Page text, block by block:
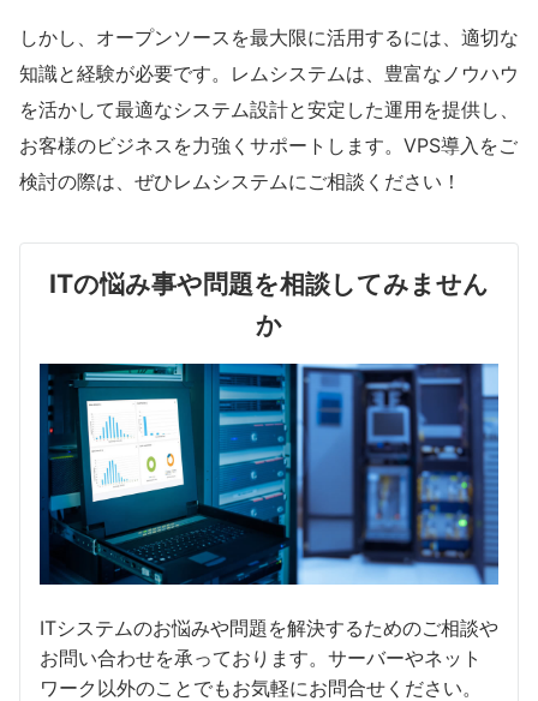
しかし、オープンソースを最大限に活用するには、適切な
知識と経験が必要です。レムシステムは、豊富なノウハウ
を活かして最適なシステム設計と安定した運用を提供し、
お客様のビジネスを力強くサポートします。VPS導入をご
検討の際は、ぜひレムシステムにご相談ください！
ITの悩み事や問題を相談してみません
か
ITシステムのお悩みや問題を解決するためのご相談や
お問い合わせを承っております。サーバーやネット
ワーク以外のことでもお気軽にお問合せください。